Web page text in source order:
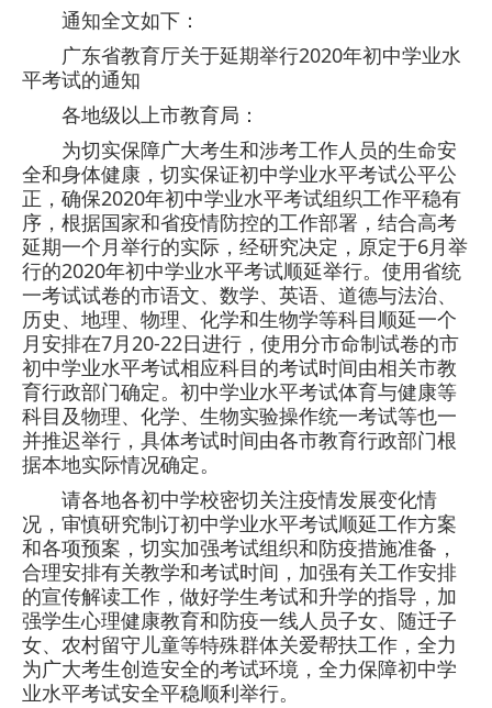
通知全文如下：
广东省教育厅关于延期举行2020年初中学业水
平考试的通知
各地级以上市教育局：
为切实保障广大考生和涉考工作人员的生命安
全和身体健康，切实保证初中学业水平考试公平公
正，确保2020年初中学业水平考试组织工作平稳有
序，根据国家和省疫情防控的工作部署，结合高考
延期一个月举行的实际，经研究决定，原定于6月举
行的2020年初中学业水平考试顺延举行。使用省统
一考试试卷的市语文、数学、英语、道德与法治、
历史、地理、物理、化学和生物学等科目顺延一个
月安排在7月20-22日进行，使用分市命制试卷的市
初中学业水平考试相应科目的考试时间由相关市教
育行政部门确定。初中学业水平考试体育与健康等
科目及物理、化学、生物实验操作统一考试等也一
并推迟举行，具体考试时间由各市教育行政部门根
据本地实际情况确定。
请各地各初中学校密切关注疫情发展变化情
况，审慎研究制订初中学业水平考试顺延工作方案
和各项预案，切实加强考试组织和防疫措施准备，
合理安排有关教学和考试时间，加强有关工作安排
的宣传解读工作，做好学生考试和升学的指导，加
强学生心理健康教育和防疫一线人员子女、随迁子
女、农村留守儿童等特殊群体关爱帮扶工作，全力
为广大考生创造安全的考试环境，全力保障初中学
业水平考试安全平稳顺利举行。